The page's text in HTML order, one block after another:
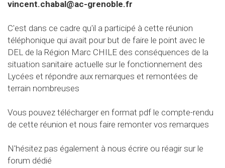
vincent.chabal@ac-grenoble.fr
C'est dans ce cadre qu'il a participé à cette réunion
téléphonique qui avait pour but de faire le point avec le
DEL de la Région Marc CHILE des conséquences de la
situation sanitaire actuelle sur le fonctionnement des
Lycées et répondre aux remarques et remontées de
terrain nombreuses
Vous pouvez télécharger en format pdf le compte-rendu
de cette réunion et nous faire remonter vos remarques
N'hésitez pas également à nous écrire ou réagir sur le
forum dédié